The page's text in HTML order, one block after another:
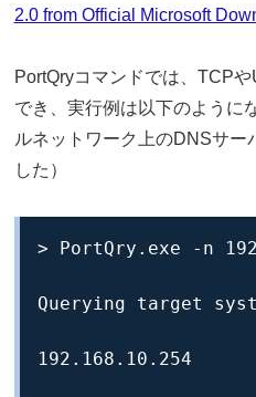
2.0 from Official Microsoft
PortQryコマンドでは、TCP
でき、実行例は以下のように
ルネットワーク上のDNSサー
した）
> PortQry.exe -n
Querying target
192.168.10.254